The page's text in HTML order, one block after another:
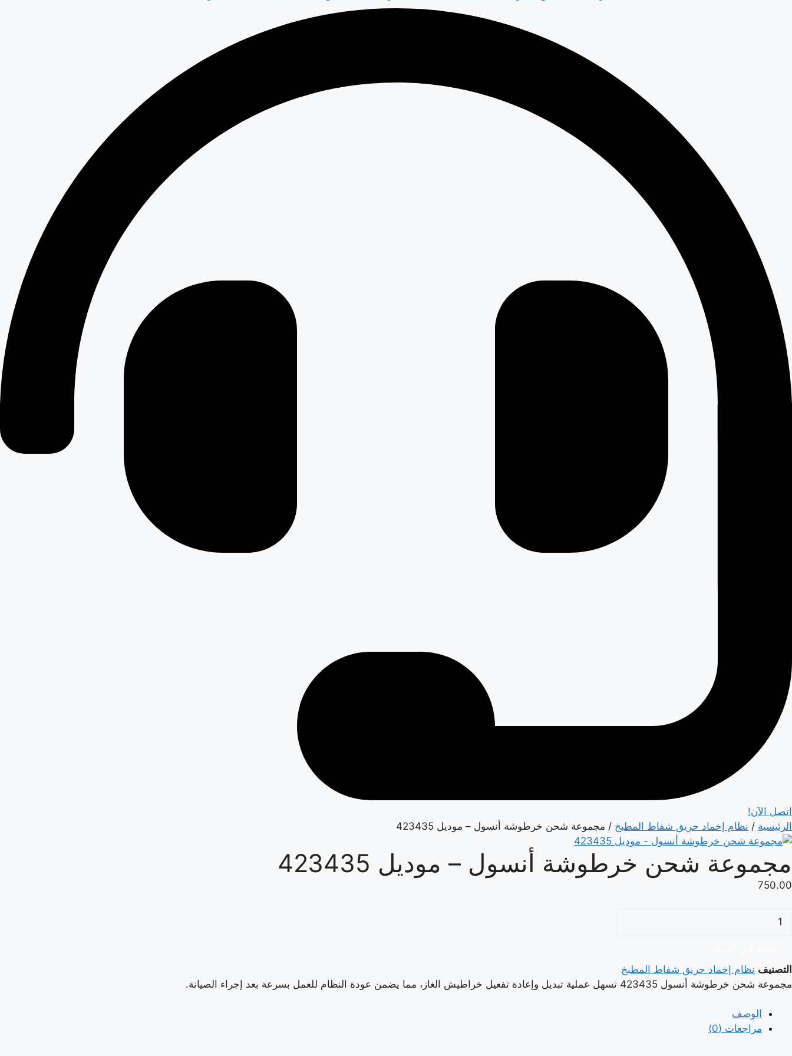
اتصل الآن!
الرئيسية / نظام إخماد حريق شفاط المطبخ / مجموعة شحن خرطوشة أنسول – موديل 423435
مجموعة شحن خرطوشة أنسول – موديل 423435
750.00
مجموعة
أنسول
-
423435
التصنيف نظام إخماد حريق شفاط المطبخ
مجموعة شحن خرطوشة أنسول 423435 تسهل عملية تبديل وإعادة تفعيل خراطيش الغاز، مما يضمن عودة النظام للعمل بسرعة بعد إجراء الصيانة.
الوصف
مراجعات (0)